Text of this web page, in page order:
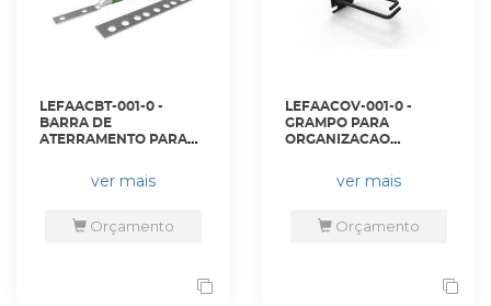
LEFAACBT-001-0 -
BARRA DE
ATERRAMENTO PARA
ver mais
Orçamento
LEFAACOV-001-0 -
GRAMPO PARA
ORGANIZACAO
PRETO - 35150528 -
LIGHTERAver mais
Orçamento